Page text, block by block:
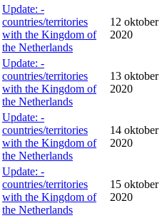
Update: -
countries/territories
with the Kingdom of
the Netherlands
12 oktober
2020
Update: -
countries/territories
with the Kingdom of
the Netherlands
13 oktober
2020
Update: -
countries/territories
with the Kingdom of
the Netherlands
14 oktober
2020
Update: -
countries/territories
with the Kingdom of
the Netherlands
15 oktober
2020